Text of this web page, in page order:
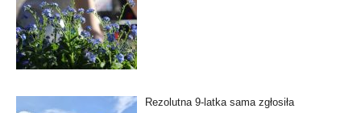
Rezolutna 9-latka sama zgłosiła